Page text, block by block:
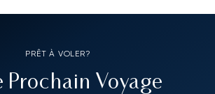
PRÊT À VOLER?
Prochain Voyage